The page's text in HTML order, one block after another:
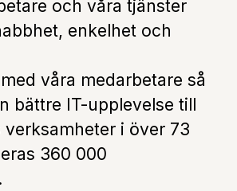
och våra tjänster
enkelhet och
våra medarbetare så
bättre IT-upplevelse till
i över 73
360 000